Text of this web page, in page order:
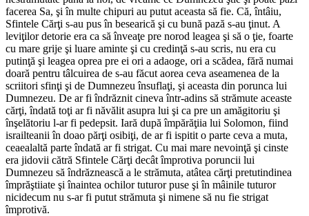
facerea Sa, şi în multe chipuri au putut aceasta să fie. Că, întâiu,
Sfintele Cărţi s-au pus în besearică şi cu bună pază s-au ţinut. A
leviţilor detorie era ca să înveaţe pre norod leagea şi să o ţie, foarte
cu mare grije şi luare aminte şi cu credinţă s-au scris, nu era cu
putinţă şi leagea oprea pre ei ori a adaoge, ori a scădea, fără numai
doară pentru tâlcuirea de s-au făcut aorea ceva aseamenea de la
scriitori sfinţi şi de Dumnezeu însuflaţi, şi aceasta din porunca lui
Dumnezeu. De ar fi îndrăznit cineva într-adins să strămute aceaste
cărţi, îndată toţi ar fi năvălit asupra lui şi ca pre un amăgitoriu şi
înşelătoriu l-ar fi pedepsit. Iară după împărăţiia lui Solomon, fiind
israilteanii în doao părţi osibiţi, de ar fi ispitit o parte ceva a muta,
ceaealaltă parte îndată ar fi strigat. Cu mai mare nevoinţă şi cinste
era jidovii cătră Sfintele Cărţi decât împrotiva poruncii lui
Dumnezeu să îndrăznească a le strămuta, atâtea cărţi pretutindinea
împrăştiiate şi înaintea ochilor tuturor puse şi în mâinile tuturor
nicidecum nu s-ar fi putut strămuta şi nimene să nu fie strigat
împrotivă.